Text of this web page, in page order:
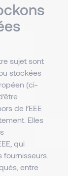
sujet sont
stockées
(ci-
de l’EEE
Elles
qui
fournisseurs.
entre